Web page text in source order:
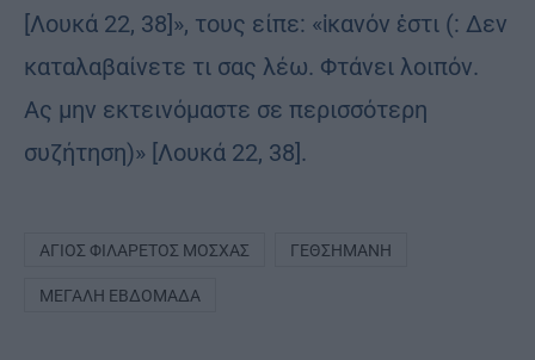
[Λουκά 22, 38]», τους είπε: «ἱκανόν ἐστι (: Δεν
καταλαβαίνετε τι σας λέω. Φτάνει λοιπόν.
Ας μην εκτεινόμαστε σε περισσότερη
συζήτηση)» [Λουκά 22, 38].
ΆΓΙΟΣ ΦΙΛΆΡΕΤΟΣ ΜΌΣΧΑΣ ΓΕΘΣΗΜΑΝΉ
ΜΕΓΆΛΗ ΕΒΔΟΜΆΔΑ